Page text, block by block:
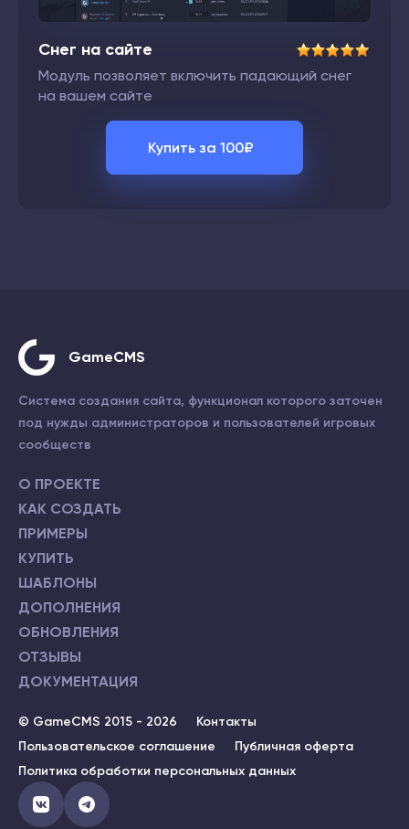
Снег на сайте
Модуль позволяет включить падающий снег
на вашем сайте
Купить за 100₽
GameCMS
Система создания сайта, функционал которого заточен
под нужды администраторов и пользователей игровых
сообществ
О ПРОЕКТЕ
КАК СОЗДАТЬ
ПРИМЕРЫ
КУПИТЬ
ШАБЛОНЫ
ДОПОЛНЕНИЯ
ОБНОВЛЕНИЯ
ОТЗЫВЫ
ДОКУМЕНТАЦИЯ
© GameCMS 2015 - 2026
Контакты
Пользовательское соглашение
Публичная оферта
Политика обработки персональных данных